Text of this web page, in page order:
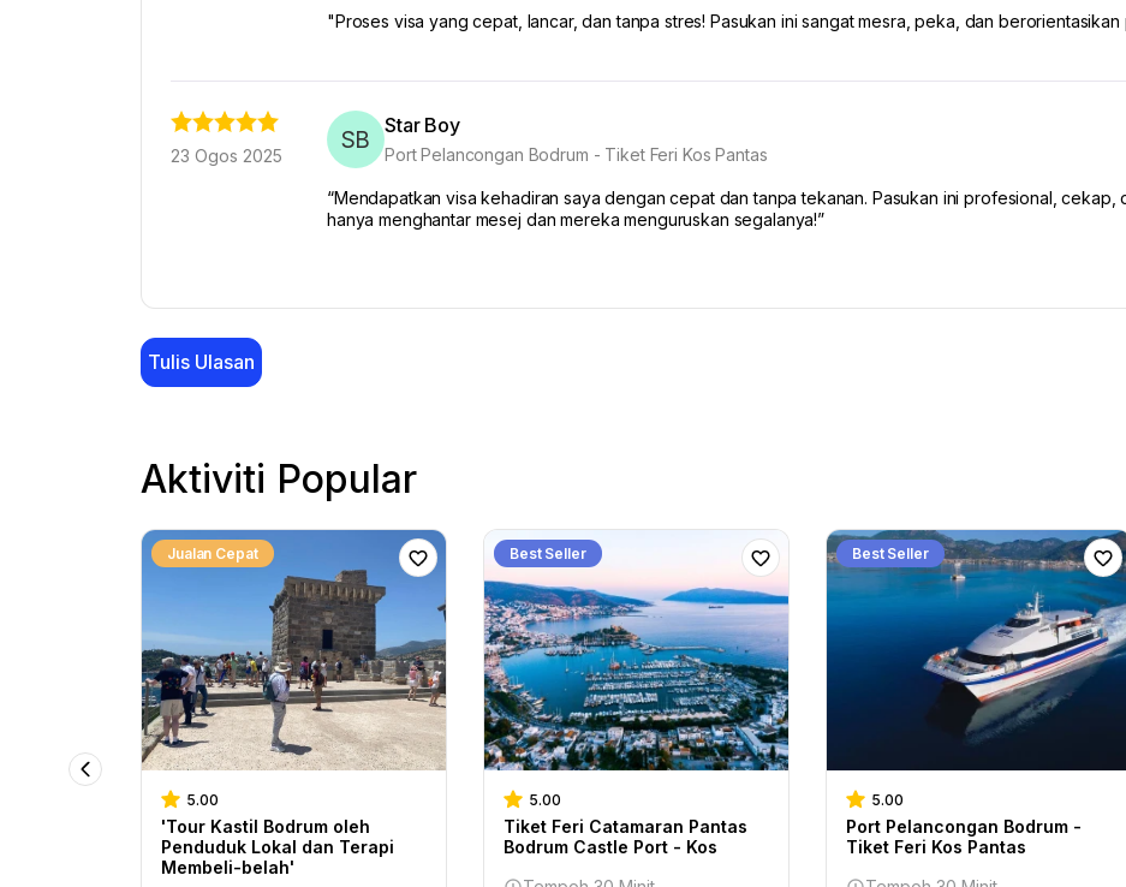
"Proses visa yang cepat, lancar, dan tanpa stres! Pasukan ini sangat mesra, peka, dan
23 Ogos 2025
SB
Star Boy
Port Pelancongan Bodrum - Tiket Feri Kos Pantas
“Mendapatkan visa kehadiran saya dengan cepat dan tanpa tekanan. Pasukan ini profesional,
hanya menghantar mesej dan mereka menguruskan segalanya!”
Tulis Ulasan
Aktiviti Popular
Jualan Cepat
5.00
'Tour Kastil Bodrum oleh
Penduduk Lokal dan Terapi
Membeli-belah'
Best Seller
5.00
Tiket Feri Catamaran Pantas
Bodrum Castle Port - Kos
Best Seller
5.00
Port Pelancongan Bodrum -
Tiket Feri Kos Pantas